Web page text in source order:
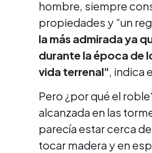
hombre, siempre
propiedades y “un
la más admirada ya
durante la época de
vida terrenal", indica
Pero ¿por qué el
alcanzada en las
parecía estar cerca
tocar madera y en